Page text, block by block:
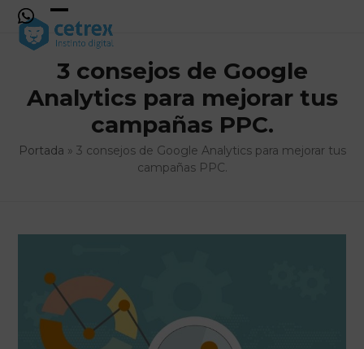
Skip
content
Open
mobile
menu
Close
mobile
menu
3 consejos de Google
Analytics para mejorar tus
campañas PPC.
Portada » 3 consejos de Google Analytics para mejorar tus
campañas PPC.